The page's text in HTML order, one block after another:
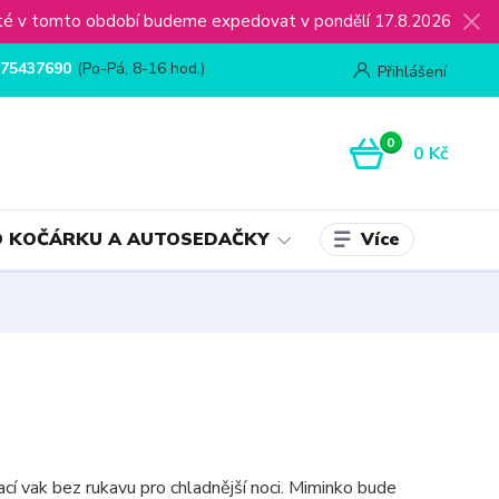
v tomto období budeme expedovat v pondělí 17.8.2026
Přihlášení
(Po-Pá, 8-16 hod.)
0 0 Kč
KOČÁRKU A AUTOSEDAČKY Více
vak bez rukavu pro chladnější noci. Miminko bude